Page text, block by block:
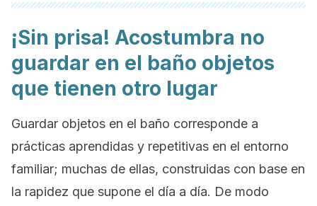
¡Sin prisa! Acostumbra no
guardar en el baño objetos
que tienen otro lugar
Guardar objetos en el baño corresponde a
prácticas aprendidas y repetitivas en el entorno
familiar; muchas de ellas, construidas con base en
la rapidez que supone el día a día. De modo